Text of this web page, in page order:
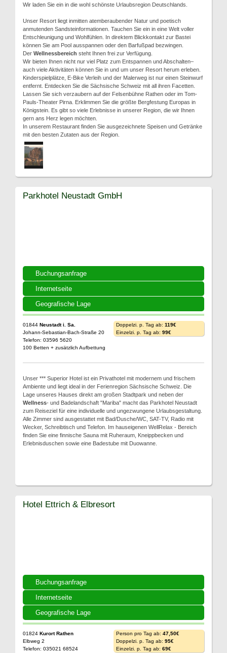
Wir laden Sie ein in die wohl schönste Urlaubsregion Deutschlands.
Unser Resort liegt inmitten atemberaubender Natur und poetisch
anmutenden Sandsteinformationen. Tauchen Sie ein in eine Welt voller
Entschleunigung und Wohlfühlen. In direktem Blickkontakt zur Bastei
können Sie am Pool ausspannen oder den Barfußpad bezwingen.
Der Wellnessbereich steht Ihnen frei zur Verfügung.
Wir bieten Ihnen nicht nur viel Platz zum Entspannen und Abschalten–
auch viele Aktivitäten können Sie in und um unser Resort herum erleben.
Kinderspielplätze, E-Bike Verleih und der Malerweg ist nur einen Steinwurf
entfernt. Entdecken Sie die Sächsische Schweiz mit all ihren Facetten.
Lassen Sie sich verzaubern auf der Felsenbühne Rathen oder im Tom-
Pauls-Theater Pirna. Erklimmen Sie die größte Bergfestung Europas in
Königstein. Es gibt so viele Erlebnisse in unserer Region, die wir Ihnen
gern ans Herz legen möchten.
In unserem Restaurant finden Sie ausgezeichnete Speisen und Getränke
mit den besten Zutaten aus der Region.
Buchungsanfrage
Internetseite
Geografische Lage
Parkhotel Neustadt GmbH
01844 Neustadt i. Sa.
Johann-Sebastian-Bach-Straße 20
Telefon: 03596 5620
100 Betten + zusätzlich Aufbettung
Doppelzi. p. Tag ab: 119€
Einzelzi. p. Tag ab: 99€
Unser *** Superior Hotel ist ein Privathotel mit modernem und frischem
Ambiente und liegt ideal in der Ferienregion Sächsische Schweiz. Die
Lage unseres Hauses direkt am großen Stadtpark und neben der
Wellness- und Badelandschaft "Mariba" macht das Parkhotel Neustadt
zum Reiseziel für eine individuelle und ungezwungene Urlaubsgestaltung.
Alle Zimmer sind ausgestattet mit Bad/Dusche/WC, SAT-TV, Radio mit
Wecker, Schreibtisch und Telefon. Im hauseigenen WellRelax - Bereich
finden Sie eine finnische Sauna mit Ruheraum, Kneippbecken und
Erlebnisduschen sowie eine Badestube mit Duowanne.
Buchungsanfrage
Internetseite
Geografische Lage
Hotel Ettrich & Elbresort
01824 Kurort Rathen
Elbweg 2
Telefon: 035021 68524
Person pro Tag ab: 47,50€
Doppelzi. p. Tag ab: 95€
Einzelzi. p. Tag ab: 69€